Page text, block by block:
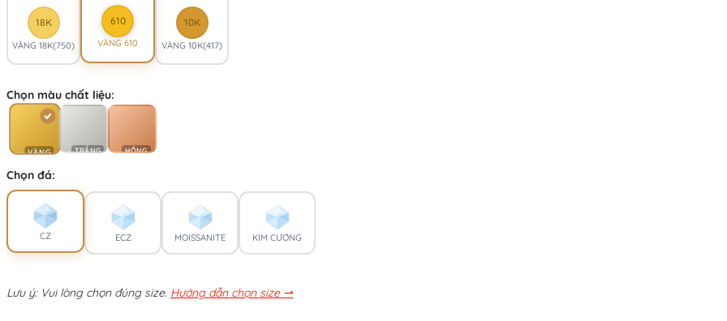
18K
VÀNG 18K(750)
610
VÀNG 610
10K
VÀNG 10K(417)
Chọn màu chất liệu:
VÀNG TRẮNG HỒNG
Chọn đá:
CZ ECZ MOISSANITE KIM CƯƠNG
Lưu ý: Vui lòng chọn đúng size. Hướng dẫn chọn size ⇀